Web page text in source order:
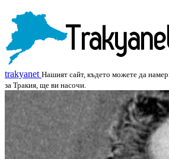
trakyanet Нашият сайт, където можете да
за Тракия, ще ви насочи.